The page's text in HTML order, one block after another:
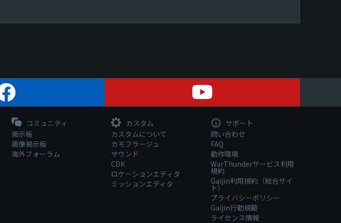
コミュニティ
掲示板
画像掲示板
海外フォーラム
カスタム
カスタムについて
カモフラージュ
サウンド
CDK
ロケーションエディタ
ミッションエディタ
サポート
問い合わせ
FAQ
動作環境
WarThunderサービス利用
規約
Gaijin利用規約（総合サイ
ト）
プライバシーポリシー
Gaijin行動規範
ライセンス情報